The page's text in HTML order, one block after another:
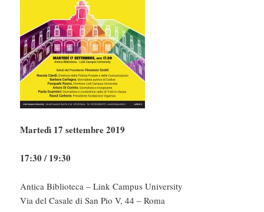
Martedì 17 settembre 2019
17:30 / 19:30
Antica Biblioteca – Link Campus University
Via del Casale di San Pio V, 44 – Roma